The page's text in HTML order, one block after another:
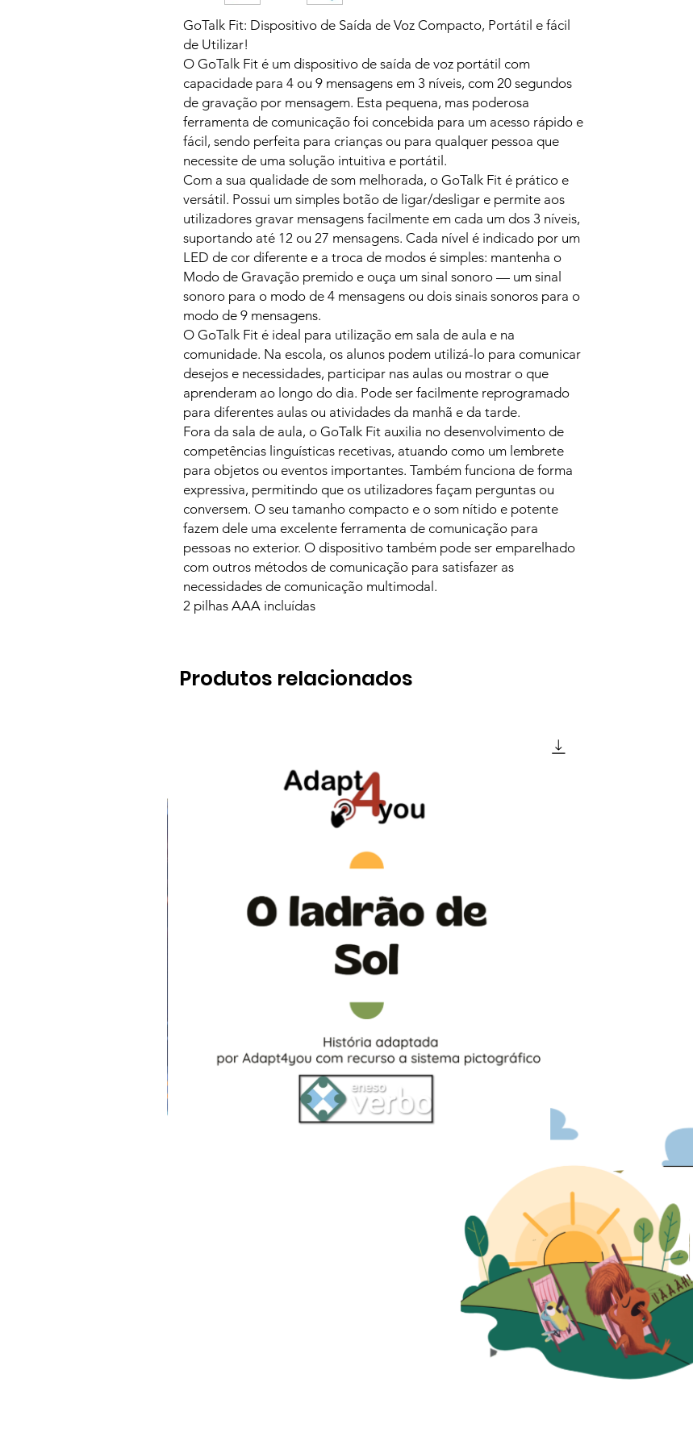
GoTalk Fit: Dispositivo de Saída de Voz Compacto, Portátil e fácil
de Utilizar!
O GoTalk Fit é um dispositivo de saída de voz portátil com
capacidade para 4 ou 9 mensagens em 3 níveis, com 20 segundos
de gravação por mensagem. Esta pequena, mas poderosa
ferramenta de comunicação foi concebida para um acesso rápido e
fácil, sendo perfeita para crianças ou para qualquer pessoa que
necessite de uma solução intuitiva e portátil.
Com a sua qualidade de som melhorada, o GoTalk Fit é prático e
versátil. Possui um simples botão de ligar/desligar e permite aos
utilizadores gravar mensagens facilmente em cada um dos 3 níveis,
suportando até 12 ou 27 mensagens. Cada nível é indicado por um
LED de cor diferente e a troca de modos é simples: mantenha o
Modo de Gravação premido e ouça um sinal sonoro — um sinal
sonoro para o modo de 4 mensagens ou dois sinais sonoros para o
modo de 9 mensagens.
O GoTalk Fit é ideal para utilização em sala de aula e na
comunidade. Na escola, os alunos podem utilizá-lo para comunicar
desejos e necessidades, participar nas aulas ou mostrar o que
aprenderam ao longo do dia. Pode ser facilmente reprogramado
para diferentes aulas ou atividades da manhã e da tarde.
Fora da sala de aula, o GoTalk Fit auxilia no desenvolvimento de
competências linguísticas recetivas, atuando como um lembrete
para objetos ou eventos importantes. Também funciona de forma
expressiva, permitindo que os utilizadores façam perguntas ou
conversem. O seu tamanho compacto e o som nítido e potente
fazem dele uma excelente ferramenta de comunicação para
pessoas no exterior. O dispositivo também pode ser emparelhado
com outros métodos de comunicação para satisfazer as
necessidades de comunicação multimodal.
2 pilhas AAA incluídas
Produtos relacionados